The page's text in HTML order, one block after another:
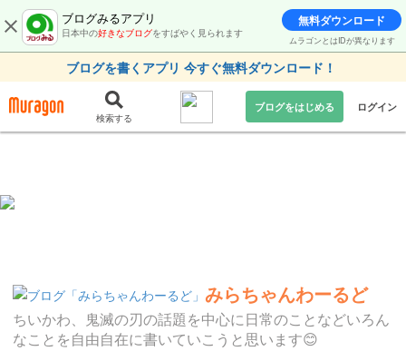
ブログみるアプリ
日本中の好きなブログをすばやく見られます
無料ダウンロード
ムラゴンとはIDが異なります
ブログを書くアプリ 今すぐ無料ダウンロード！
検索する
ブログをはじめる ログイン
みらちゃんわーるど
ちいかわ、鬼滅の刃の話題を中心に日常のことなどいろん
なことを自由自在に書いていこうと思います😊